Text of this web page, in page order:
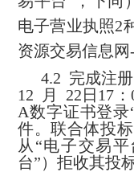
电子营业执照2
资源交易信息网-
4.2 完成注
12
月 22 日 17 ：
A数字证书登录
件。联合体投
从“电子交易
台”）拒收其投